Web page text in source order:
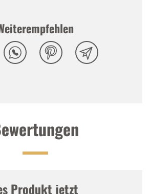
Eistees von AriZona zu
ebenfalls glutenfrei.
Produkt jetzt